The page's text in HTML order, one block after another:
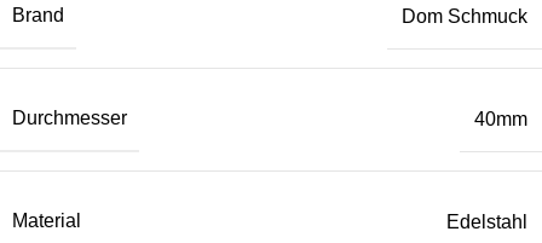
Brand Dom Schmuck
Durchmesser 40mm
Material Edelstahl